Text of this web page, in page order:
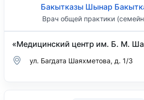
Бакытказы Шынар
Врач общей практики
«Медицинский центр им. Б. М.
ул. Багдата Шаяхметова, д. 1/3